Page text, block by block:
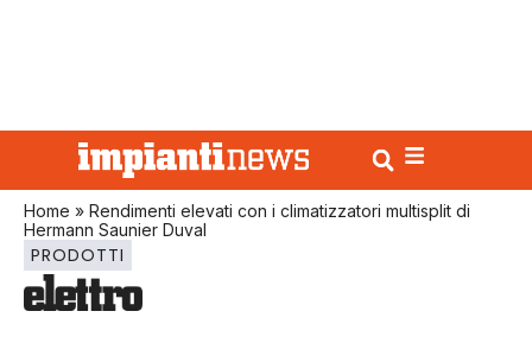
Home » Rendimenti elevati con i climatizzatori multisplit di
Hermann Saunier Duval
PRODOTTI